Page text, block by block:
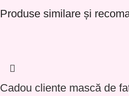
Produse similare și
Cadou cliente mască de